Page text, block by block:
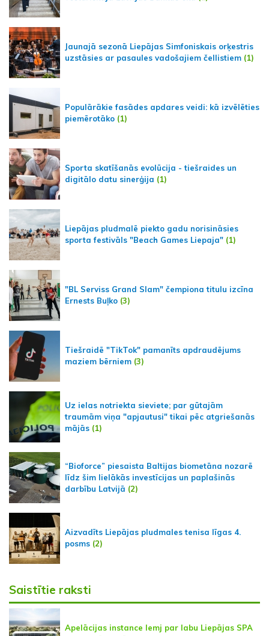
Jaunajā sezonā Liepājas Simfoniskais orķestris
uzstāsies ar pasaules vadošajiem čellistiem (1)
Populārākie fasādes apdares veidi: kā izvēlēties
piemērotāko (1)
Sporta skatīšanās evolūcija - tiešraides un
digitālo datu sinerģija (1)
Liepājas pludmalē piekto gadu norisināsies
sporta festivāls "Beach Games Liepaja" (1)
"BL Serviss Grand Slam" čempiona titulu izcīna
Ernests Buļko (3)
Tiešraidē "TikTok" pamanīts apdraudējums
maziem bērniem (3)
Uz ielas notriekta sieviete; par gūtajām
traumām viņa "apjautusi" tikai pēc atgriešanās
mājās (1)
“Bioforce” piesaista Baltijas biometāna nozarē
līdz šim lielākās investīcijas un paplašinās
darbību Latvijā (2)
Aizvadīts Liepājas pludmales tenisa līgas 4.
posms (2)
Saistītie raksti
Apelācijas instance lemj par labu Liepājas SPA